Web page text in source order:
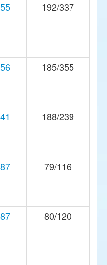
55 192/337
56 185/355
41 188/239
87 79/116
87 80/120